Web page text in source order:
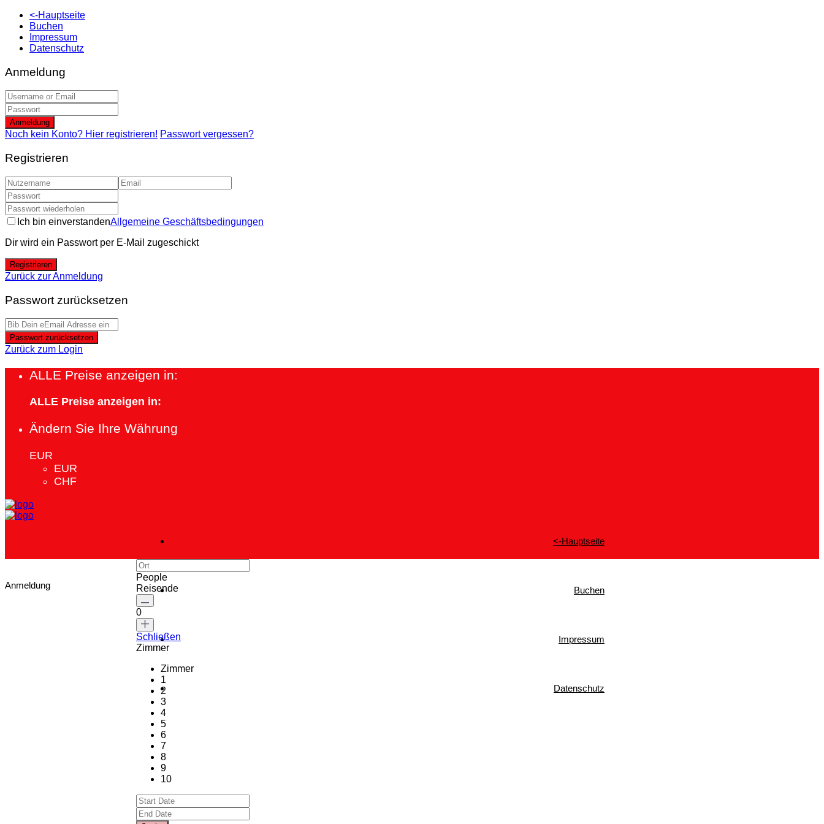
<-Hauptseite
Buchen
Impressum
Datenschutz
Anmeldung
Anmeldung
Noch kein Konto? Hier registrieren! Passwort vergessen?
Registrieren
Ich bin einverstandenAllgemeine Geschäftsbedingungen
Dir wird ein Passwort per E-Mail zugeschickt
Registrieren
Zurück zur Anmeldung
Passwort zurücksetzen
Passwort zurücksetzen
Zurück zum Login
ALLE Preise anzeigen in:
ALLE Preise anzeigen in:
Ändern Sie Ihre Währung
EUR
EUR
CHF
<-Hauptseite
Buchen
Impressum
Datenschutz
Anmeldung
People
Reisende
0
Schließen
Zimmer
Zimmer
1
2
3
4
5
6
7
8
9
10